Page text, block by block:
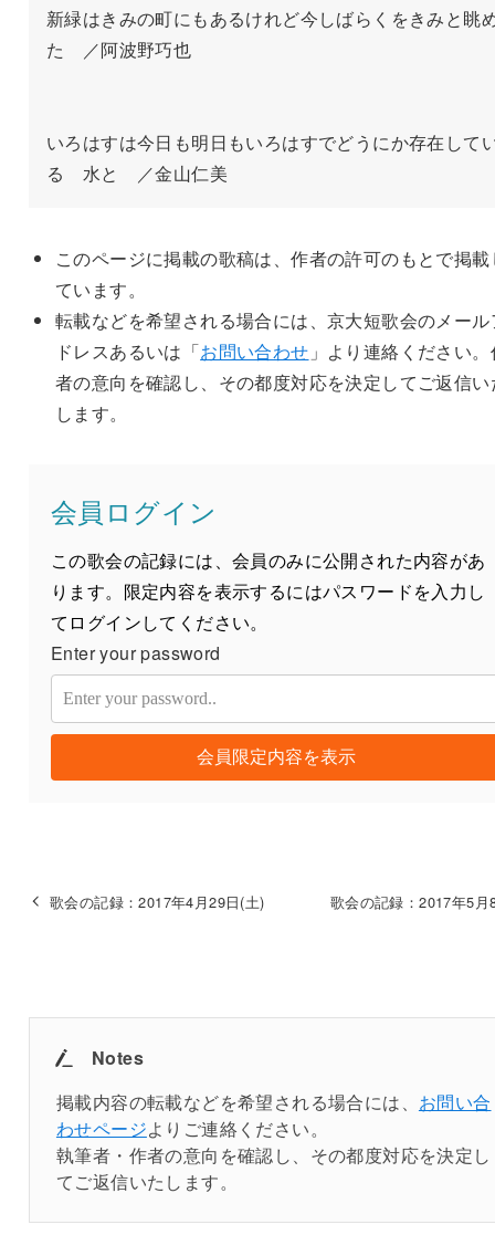
新緑はきみの町にもあるけれど今しばらくをきみと眺
た　／阿波野巧也
いろはすは今日も明日もいろはすでどうにか存在して
る　水と　／金山仁美
このページに掲載の歌稿は、作者の許可のもとで掲載
ています。
転載などを希望される場合には、京大短歌会のメール
ドレスあるいは「お問い合わせ 」より連絡ください
者の意向を確認し、その都度対応を決定してご返信い
します。
会員ログイン
この歌会の記録には、会員のみに公開された内容があ
ります。限定内容を表示するにはパスワードを入力し
てログインしてください。
Enter your password
会員限定内容を表示
歌会の記録：2017年4月29日(土) 歌会の記録：2017年5月
Notes
掲載内容の転載などを希望される場合には、 お問い合
わせページよりご連絡ください。
執筆者・作者の意向を確認し、その都度対応を決定し
てご返信いたします。